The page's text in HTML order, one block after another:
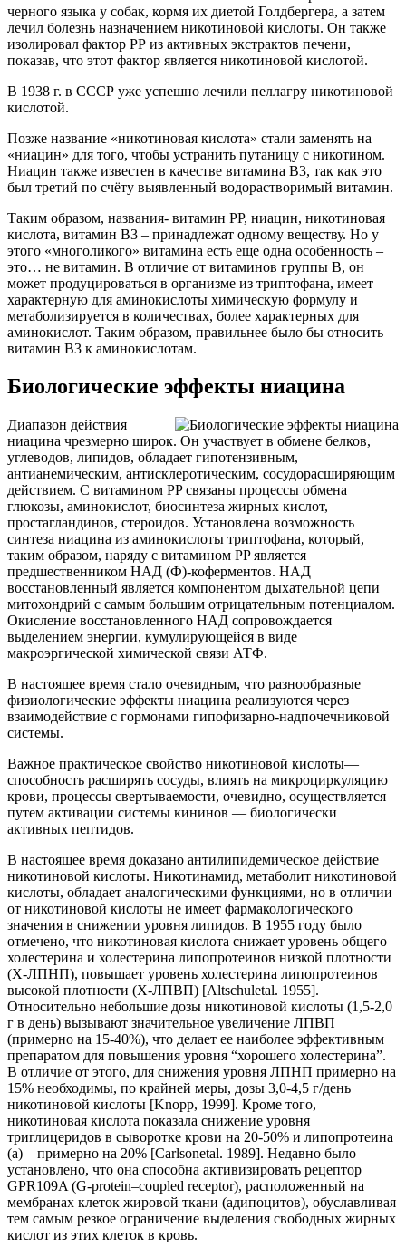
черного языка у собак, кормя их диетой Голдбергера, а затем
лечил болезнь назначением никотиновой кислоты. Он также
изолировал фактор РР из активных экстрактов печени,
показав, что этот фактор является никотиновой кислотой.
В 1938 г. в СССР уже успешно лечили пеллагру никотиновой
кислотой.
Позже название «никотиновая кислота» стали заменять на
«ниацин» для того, чтобы устранить путаницу с никотином.
Ниацин также известен в качестве витамина В3, так как это
был третий по счёту выявленный водорастворимый витамин.
Таким образом, названия- витамин PP, ниацин, никотиновая
кислота, витамин В3 – принадлежат одному веществу. Но у
этого «многоликого» витамина есть еще одна особенность –
это… не витамин. В отличие от витаминов группы В, он
может продуцироваться в организме из триптофана, имеет
характерную для аминокислоты химическую формулу и
метаболизируется в количествах, более характерных для
аминокислот. Таким образом, правильнее было бы относить
витамин В3 к аминокислотам.
Биологические эффекты ниацина
Диапазон действия
ниацина чрезмерно широк. Он участвует в обмене белков,
углеводов, липидов, обладает гипотензивным,
антианемическим, антисклеротическим, сосудорасширяющим
действием. С витамином PP связаны процессы обмена
глюкозы, аминокислот, биосинтеза жирных кислот,
простагландинов, стероидов. Установлена возможность
синтеза ниацина из аминокислоты триптофана, который,
таким образом, наряду с витамином PP является
предшественником НАД (Ф)-коферментов. НАД
восстановленный является компонентом дыхательной цепи
митохондрий с самым большим отрицательным потенциалом.
Окисление восстановленного НАД сопровождается
выделением энергии, кумулирующейся в виде
макроэргической химической связи АТФ.
В настоящее время стало очевидным, что разнообразные
физиологические эффекты ниацина реализуются через
взаимодействие с гормонами гипофизарно-надпочечниковой
системы.
Важное практическое свойство никотиновой кислоты—
способность расширять сосуды, влиять на микроциркуляцию
крови, процессы свертываемости, очевидно, осуществляется
путем активации системы кининов — биологически
активных пептидов.
В настоящее время доказано антилипидемическое действие
никотиновой кислоты. Никотинамид, метаболит никотиновой
кислоты, обладает аналогическими функциями, но в отличии
от никотиновой кислоты не имеет фармакологического
значения в снижении уровня липидов. В 1955 году было
отмечено, что никотиновая кислота снижает уровень общего
холестерина и холестерина липопротеинов низкой плотности
(Х-ЛПНП), повышает уровень холестерина липопротеинов
высокой плотности (Х-ЛПВП) [Altschuletal. 1955].
Относительно небольшие дозы никотиновой кислоты (1,5-2,0
г в день) вызывают значительное увеличение ЛПВП
(примерно на 15-40%), что делает ее наиболее эффективным
препаратом для повышения уровня “хорошего холестерина”.
В отличие от этого, для снижения уровня ЛПНП примерно на
15% необходимы, по крайней меры, дозы 3,0-4,5 г/день
никотиновой кислоты [Knopp, 1999]. Кроме того,
никотиновая кислота показала снижение уровня
триглицеридов в сыворотке крови на 20-50% и липопротеина
(а) – примерно на 20% [Carlsonetal. 1989]. Недавно было
установлено, что она способна активизировать рецептор
GPR109A (G-protein–coupled receptor), расположенный на
мембранах клеток жировой ткани (адипоцитов), обуславливая
тем самым резкое ограничение выделения свободных жирных
кислот из этих клеток в кровь.